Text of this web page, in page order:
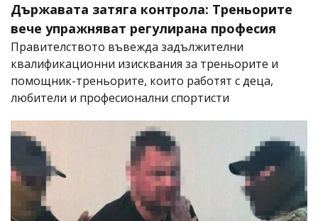
Държавата затяга контрола: Треньорите
вече упражняват регулирана професия
Правителството въвежда задължителни
квалификационни изисквания за треньорите и
помощник-треньорите, които работят с деца,
любители и професионални спортисти